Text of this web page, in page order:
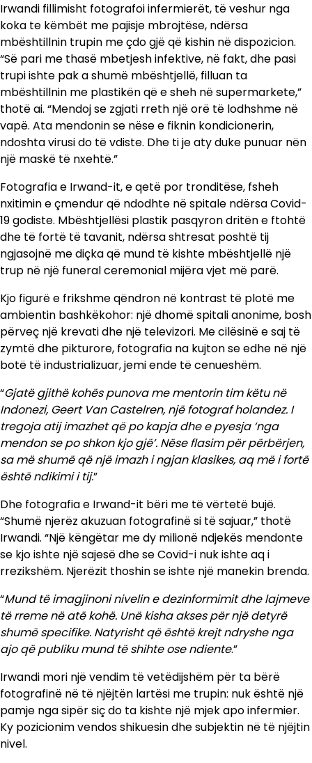
Irwandi fillimisht fotografoi infermierët, të veshur nga
koka te këmbët me pajisje mbrojtëse, ndërsa
mbështillnin trupin me çdo gjë që kishin në dispozicion.
“Së pari me thasë mbetjesh infektive, në fakt, dhe pasi
trupi ishte pak a shumë mbështjellë, filluan ta
mbështillnin me plastikën që e sheh në supermarkete,”
thotë ai. “Mendoj se zgjati rreth një orë të lodhshme në
vapë. Ata mendonin se nëse e fiknin kondicionerin,
ndoshta virusi do të vdiste. Dhe ti je aty duke punuar nën
një maskë të nxehtë.”
Fotografia e Irwand-it, e qetë por tronditëse, fsheh
nxitimin e çmendur që ndodhte në spitale ndërsa Covid-
19 godiste. Mbështjellësi plastik pasqyron dritën e ftohtë
dhe të fortë të tavanit, ndërsa shtresat poshtë tij
ngjasojnë me diçka që mund të kishte mbështjellë një
trup në një funeral ceremonial mijëra vjet më parë.
Kjo figurë e frikshme qëndron në kontrast të plotë me
ambientin bashkëkohor: një dhomë spitali anonime, bosh
përveç një krevati dhe një televizori. Me cilësinë e saj të
zymtë dhe pikturore, fotografia na kujton se edhe në një
botë të industrializuar, jemi ende të cenueshëm.
“Gjatë gjithë kohës punova me mentorin tim këtu në
Indonezi, Geert Van Castelren, një fotograf holandez. I
tregoja atij imazhet që po kapja dhe e pyesja ‘nga
mendon se po shkon kjo gjë’. Nëse flasim për përbërjen,
sa më shumë që një imazh i ngjan klasikes, aq më i fortë
është ndikimi i tij.”
Dhe fotografia e Irwand-it bëri me të vërtetë bujë.
“Shumë njerëz akuzuan fotografinë si të sajuar,” thotë
Irwandi. “Një këngëtar me dy milionë ndjekës mendonte
se kjo ishte një sajesë dhe se Covid-i nuk ishte aq i
rrezikshëm. Njerëzit thoshin se ishte një manekin brenda.
“Mund të imagjinoni nivelin e dezinformimit dhe lajmeve
të rreme në atë kohë. Unë kisha akses për një detyrë
shumë specifike. Natyrisht që është krejt ndryshe nga
ajo që publiku mund të shihte ose ndiente.”
Irwandi mori një vendim të vetëdijshëm për ta bërë
fotografinë në të njëjtën lartësi me trupin: nuk është një
pamje nga sipër siç do ta kishte një mjek apo infermier.
Ky pozicionim vendos shikuesin dhe subjektin në të njëjtin
nivel.